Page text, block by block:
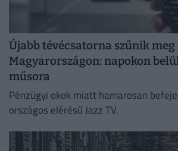
Újabb tévécsatorna szűnik meg
Magyarországon: napokon
műsora
Pénzügyi okok miatt hamarosan
országos elérésű Jazz TV.